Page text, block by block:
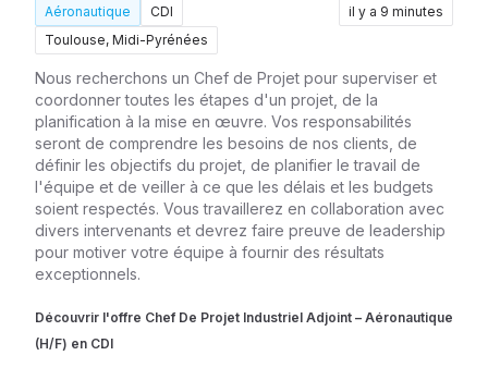
Aéronautique
CDI
Toulouse, Midi-Pyrénées
il y a 9 minutes
Nous recherchons un Chef de Projet pour superviser et
coordonner toutes les étapes d'un projet, de la
planification à la mise en œuvre. Vos responsabilités
seront de comprendre les besoins de nos clients, de
définir les objectifs du projet, de planifier le travail de
l'équipe et de veiller à ce que les délais et les budgets
soient respectés. Vous travaillerez en collaboration avec
divers intervenants et devrez faire preuve de leadership
pour motiver votre équipe à fournir des résultats
exceptionnels.
Découvrir l'offre Chef De Projet Industriel Adjoint – Aéronautique
(H/F) en CDI